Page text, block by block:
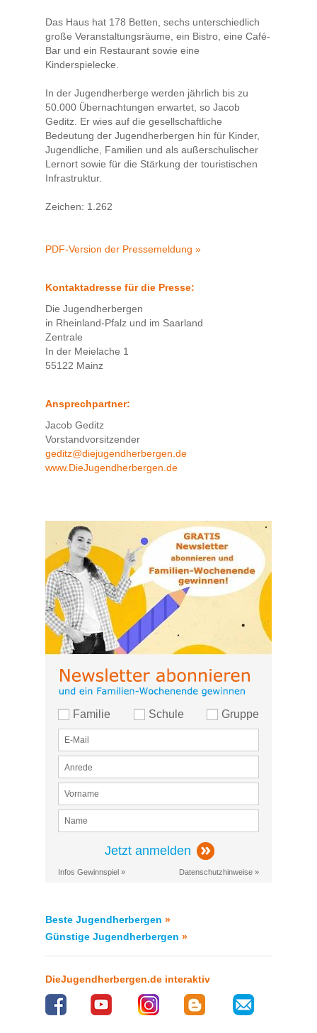
Das Haus hat 178 Betten, sechs unterschiedlich
große Veranstaltungsräume, ein Bistro, eine Café-
Bar und ein Restaurant sowie eine
Kinderspielecke.
In der Jugendherberge werden jährlich bis zu
50.000 Übernachtungen erwartet, so Jacob
Geditz. Er wies auf die gesellschaftliche
Bedeutung der Jugendherbergen hin für Kinder,
Jugendliche, Familien und als außerschulischer
Lernort sowie für die Stärkung der touristischen
Infrastruktur.
Zeichen: 1.262
PDF-Version der Pressemeldung »
Kontaktadresse für die Presse:
Die Jugendherbergen
in Rheinland-Pfalz und im Saarland
Zentrale
In der Meielache 1
55122 Mainz
Ansprechpartner:
Jacob Geditz
Vorstandvorsitzender
geditz@diejugendherbergen.de
www.DieJugendherbergen.de
Familie Schule Gruppe
Jetzt anmelden
Infos Gewinnspiel » Datenschutzhinweise »
Beste Jugendherbergen »
Günstige Jugendherbergen »
DieJugendherbergen.de interaktiv